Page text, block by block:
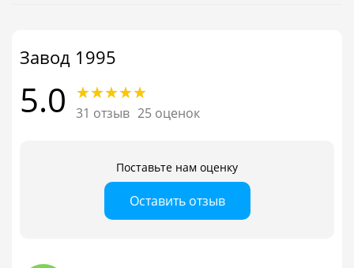
Завод 1995
5.0 31 отзыв 25 оценок
Поставьте нам оценку
Оставить отзыв